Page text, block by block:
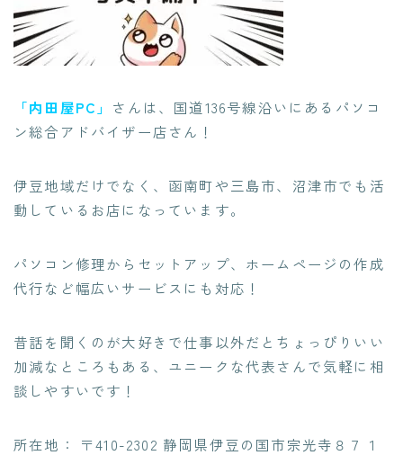
「内田屋PC」 さんは、国道136号線沿いにあるパソコ
ン総合アドバイザー店さん！
伊豆地域だけでなく、函南町や三島市、沼津市でも活
動しているお店になっています。
パソコン修理からセットアップ、ホームページの作成
代行など幅広いサービスにも対応！
昔話を聞くのが大好きで仕事以外だとちょっぴりいい
加減なところもある、 ユニークな代表さんで気軽に相
談しやすいです ！
所在地： 〒410-2302 静岡県伊豆の国市宗光寺８７１